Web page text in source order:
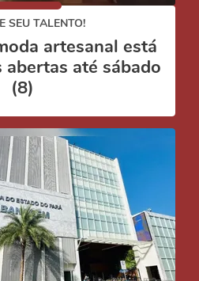
SEU TALENTO!
artesanal está
até sábado
(8)